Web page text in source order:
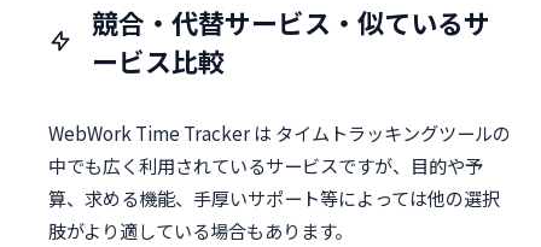
競合・代替サービス・似ているサ
ービス比較
WebWork Time Tracker は タイムトラッキングツールの
中でも広く利用されているサービスですが、目的や予
算、求める機能、手厚いサポート等によっては他の選択
肢がより適している場合もあります。